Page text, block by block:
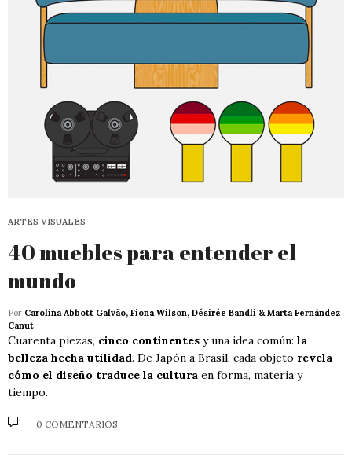
ARTES VISUALES
40 muebles para entender el
mundo
Por Carolina Abbott Galvão, Fiona Wilson, Désirée Bandli & Marta Fernández
Canut
Cuarenta piezas, cinco continentes y una idea común: la
belleza hecha utilidad. De Japón a Brasil, cada objeto revela
cómo el diseño traduce la cultura en forma, materia y
tiempo.
0 COMENTARIOS